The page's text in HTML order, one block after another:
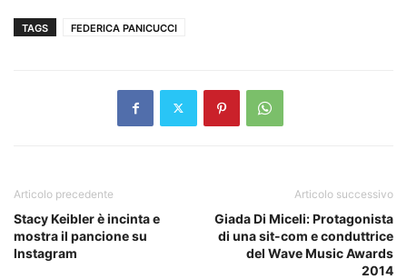
TAGS FEDERICA PANICUCCI
Articolo precedente
Stacy Keibler è incinta e
mostra il pancione su
Instagram
Articolo successivo
Giada Di Miceli: Protagonista
di una sit-com e conduttrice
del Wave Music Awards
2014